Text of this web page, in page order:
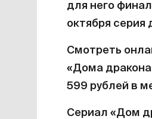
для него
октября серия
Смотреть
«Дома
599 рублей в
Сериал «Дом